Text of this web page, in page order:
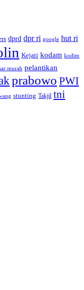
dprd dpr ri google hut ri
Kejati kodam kodim
murah pelantikan
prabowo PWI
stunting Takjil tni